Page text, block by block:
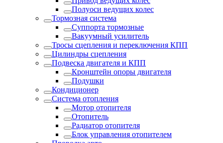
Полуоси ведущих колес
Тормозная система
Суппорта тормозные
Вакуумный усилитель
Тросы сцепления и переключения КПП
Цилиндры сцепления
Подвеска двигателя и КПП
Кронштейн опоры двигателя
Подушки
Кондиционер
Система отопления
Мотор отопителя
Отопитель
Радиатор отопителя
Блок управления отопителем